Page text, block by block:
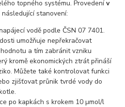
topného systému. Provedenív
stanovení:
vodě podle ČSN 07 7401.
umožňuje nepřekračovat
a tím zabránit vzniku
kromě ekonomických ztrát přináší
Můžete také kontrolovat funkci
zjišťovat průnik tvrdé vody do
po kapkách s krokem 10 µmol/l